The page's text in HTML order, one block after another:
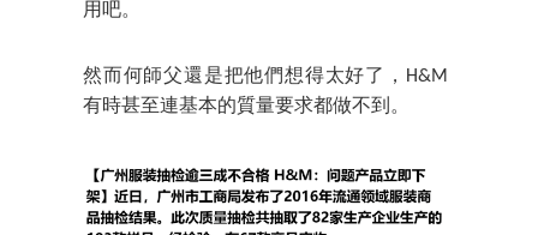
用吧。
然而何師父還是把他們想得太好了，H&M
有時甚至連基本的質量要求都做不到。